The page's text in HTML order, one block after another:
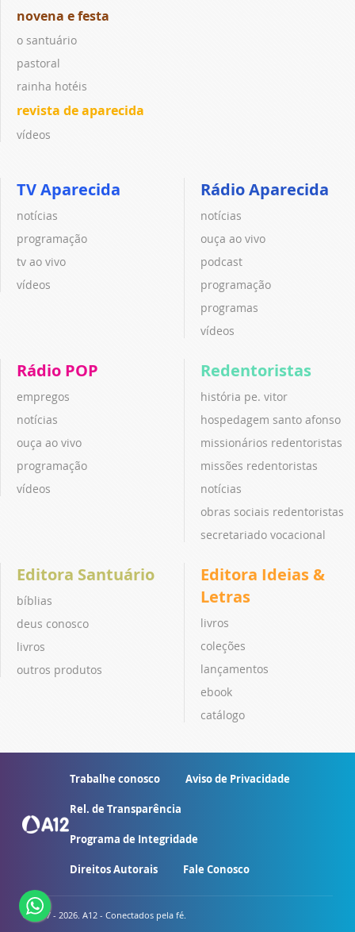
novena e festa
o santuário
pastoral
rainha hotéis
revista de aparecida
vídeos
TV Aparecida
notícias
programação
tv ao vivo
vídeos
Rádio Aparecida
notícias
ouça ao vivo
podcast
programação
programas
vídeos
Rádio POP
empregos
notícias
ouça ao vivo
programação
vídeos
Redentoristas
história pe. vitor
hospedagem santo afonso
missionários redentoristas
missões redentoristas
notícias
obras sociais redentoristas
secretariado vocacional
Editora Santuário
bíblias
deus conosco
livros
outros produtos
Editora Ideias &
Letras
livros
coleções
lançamentos
ebook
catálogo
Trabalhe conosco Aviso de Privacidade
Rel. de Transparência
Programa de Integridade
Direitos Autorais Fale Conosco
© 2007 - 2026. A12 - Conectados pela fé.